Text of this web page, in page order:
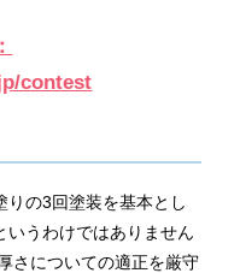
contest
りの3回塗装を基本とし
いうわけではありません
さについての適正を厳守